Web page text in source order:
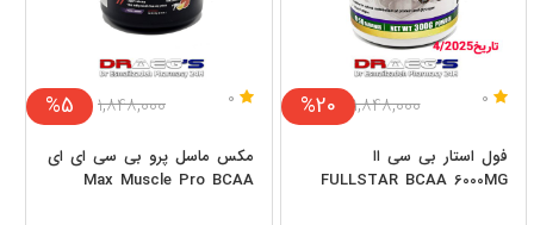
0
%20 ۱,۸۴۸,۰۰۰
فول استار بی سی اا
FULLSTAR BCAA 6000MG
0
%5 ۱,۸۴۸,۰۰۰
مکس ماسل پرو بی سی ای ای
Max Muscle Pro BCAA